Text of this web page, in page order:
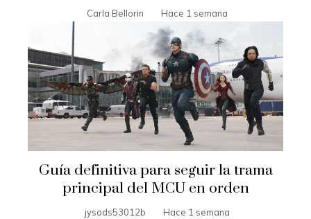
Carla Bellorin Hace 1 semana
Guía definitiva para seguir la trama
principal del MCU en orden
jysods53012b Hace 1 semana